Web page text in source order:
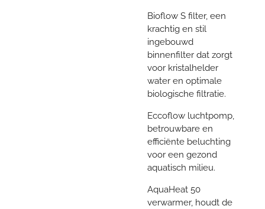
Bioflow S filter, een
krachtig en stil
ingebouwd
binnenfilter dat zorgt
voor kristalhelder
water en optimale
biologische filtratie.
Eccoflow luchtpomp,
betrouwbare en
efficiënte beluchting
voor een gezond
aquatisch milieu.
AquaHeat 50
verwarmer, houdt de